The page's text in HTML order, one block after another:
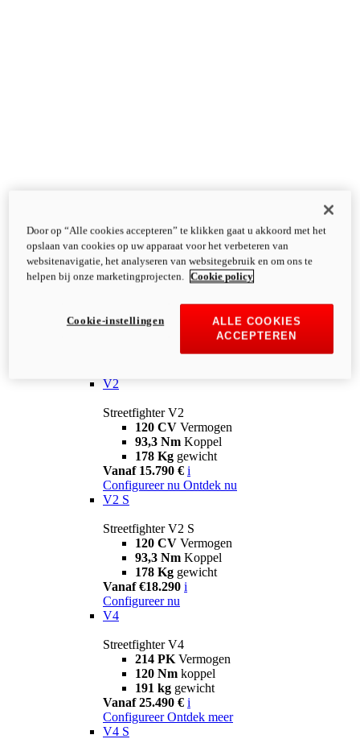
V2
Streetfighter V2
120 CV Vermogen
93,3 Nm Koppel
178 Kg gewicht
Vanaf 15.790 € i
Configureer nu Ontdek nu
V2 S
Streetfighter V2 S
120 CV Vermogen
93,3 Nm Koppel
178 Kg gewicht
Vanaf €18.290 i
Configureer nu
V4
Streetfighter V4
214 PK Vermogen
120 Nm koppel
191 kg gewicht
Vanaf 25.490 € i
Configureer Ontdek meer
V4 S
Door op “Alle cookies accepteren” te klikken gaat u akkoord met het
opslaan van cookies op uw apparaat voor het verbeteren van
websitenavigatie, het analyseren van websitegebruik en om ons te
helpen bij onze marketingprojecten.
Cookie policy
ALLE COOKIES
ACCEPTEREN
Cookie-instellingen